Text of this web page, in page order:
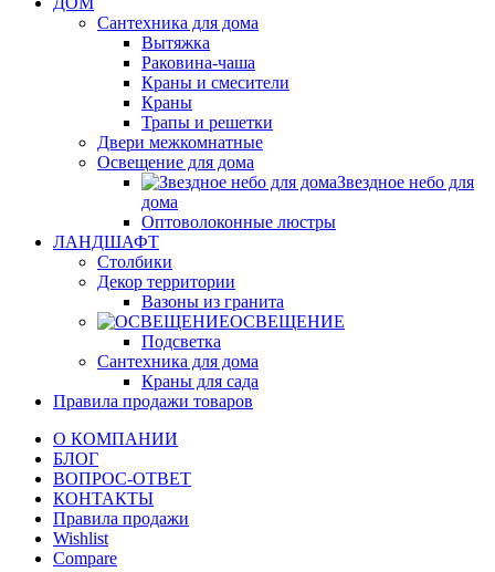
Сантехника для дома
Вытяжка
Раковина-чаша
Краны и смесители
Краны
Трапы и решетки
Двери межкомнатные
Освещение для дома
Звездное небо для
дома
Оптоволоконные люстры
ЛАНДШАФТ
Столбики
Декор территории
Вазоны из гранита
ОСВЕЩЕНИЕ
Подсветка
Сантехника для дома
Краны для сада
Правила продажи товаров
О КОМПАНИИ
БЛОГ
ВОПРОС-ОТВЕТ
КОНТАКТЫ
Правила продажи
Wishlist
Compare